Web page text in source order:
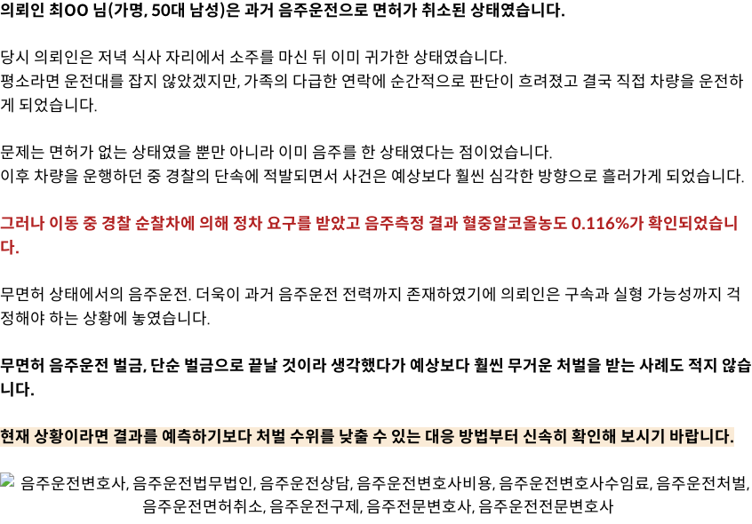
의뢰인 최OO 님(가명, 50대 남성)은 과거 음주운전으로 면허가 취소된 상태였습니다.
당시 의뢰인은 저녁 식사 자리에서 소주를 마신 뒤 이미 귀가한 상태였습니다.
평소라면 운전대를 잡지 않았겠지만, 가족의 다급한 연락에 순간적으로 판단이 흐려졌고 결국 직접 차량을 운전하
게 되었습니다.
문제는 면허가 없는 상태였을 뿐만 아니라 이미 음주를 한 상태였다는 점이었습니다.
이후 차량을 운행하던 중 경찰의 단속에 적발되면서 사건은 예상보다 훨씬 심각한 방향으로 흘러가게 되었습니다.
그러나 이동 중 경찰 순찰차에 의해 정차 요구를 받았고 음주측정 결과 혈중알코올농도 0.116%가 확인되었습니
다.
무면허 상태에서의 음주운전. 더욱이 과거 음주운전 전력까지 존재하였기에 의뢰인은 구속과 실형 가능성까지 걱
정해야 하는 상황에 놓였습니다.
무면허 음주운전 벌금, 단순 벌금으로 끝날 것이라 생각했다가 예상보다 훨씬 무거운 처벌을 받는 사례도 적지 않습
니다.
현재 상황이라면 결과를 예측하기보다 처벌 수위를 낮출 수 있는 대응 방법부터 신속히 확인해 보시기 바랍니다.